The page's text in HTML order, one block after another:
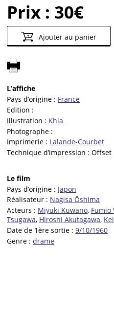
Prix : 30€
Ajouter au panier
L’affiche
Pays d’origine : France
Edition :
Illustration : Khia
Photographe :
Imprimerie : Lalande-Courbet
Technique d’impression : Offset
Le film
Pays d’origine : Japon
Réalisateur : Nagisa Ōshima
Acteurs : Miyuki Kuwano, Fumio
Tsugawa, Hiroshi Akutagawa,
Date de 1ère sortie : 9/10/1960
Genre : drame